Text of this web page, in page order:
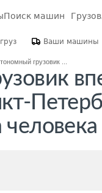
Поиск машин
Ваши машины
грузовик ...